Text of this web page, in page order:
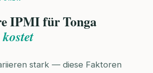
IPMI für Tonga
stark — diese Faktoren